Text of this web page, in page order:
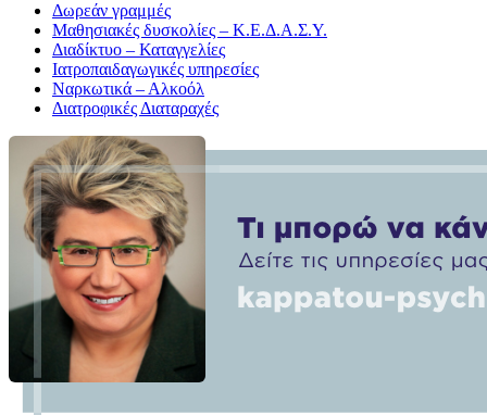
Δωρεάν γραμμές
Μαθησιακές δυσκολίες – Κ.Ε.Δ.Α.Σ.Υ.
Διαδίκτυο – Καταγγελίες
Ιατροπαιδαγωγικές υπηρεσίες
Ναρκωτικά – Αλκοόλ
Διατροφικές Διαταραχές